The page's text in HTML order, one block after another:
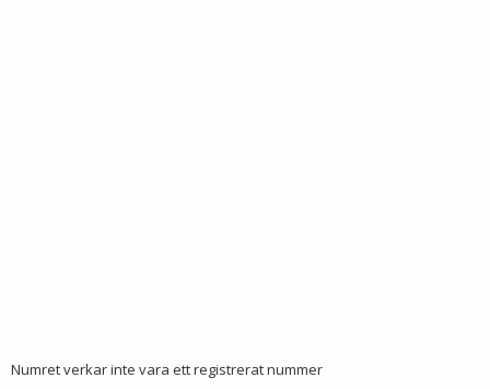
Numret verkar inte vara ett registrerat nummer